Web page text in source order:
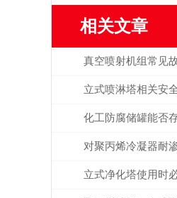
相关文章
真空喷射机组常见
立式喷淋塔相关安
谨记！
化工防腐储罐能否
呢？
对聚丙烯冷凝器耐
解
立式净化塔使用时